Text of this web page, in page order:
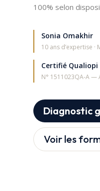
100% selon
Sonia Omakhir
10 ans d’expertise ·
Certifié Qualiopi
N° 1511023QA-A
Diagnostic
Voir les